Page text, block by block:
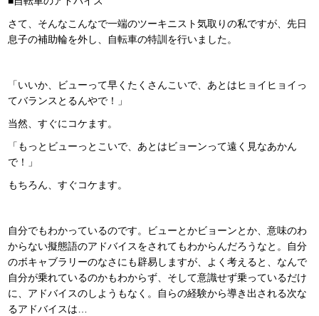
さて、そんなこんなで一端のツーキニスト気取りの私ですが、先日
息子の補助輪を外し、自転車の特訓を行いました。
「いいか、ビューって早くたくさんこいで、あとはヒョイヒョイっ
てバランスとるんやで！」
当然、すぐにコケます。
「もっとビューっとこいで、あとはビョーンって遠く見なあかん
で！」
もちろん、すぐコケます。
自分でもわかっているのです。ビューとかビョーンとか、意味のわ
からない擬態語のアドバイスをされてもわからんだろうなと。自分
のボキャブラリーのなさにも辟易しますが、よく考えると、なんで
自分が乗れているのかもわからず、そして意識せず乗っているだけ
に、アドバイスのしようもなく。自らの経験から導き出される次な
るアドバイスは…